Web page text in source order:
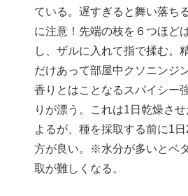
ている。遅すぎると舞い落ち
に注意！先端の枝を６つほど
し、ザルに入れて指で揉む。
だけあって部屋中クソニンジ
香りとはことなるスパイシー
りが漂う。これは1日乾燥さ
よるが、種を採取する前に1
方が良い。※水分が多いとベ
取が難しくなる。